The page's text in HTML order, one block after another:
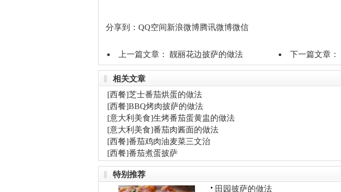
分享到： QQ空间新浪微博腾讯微博微信
上一篇文章： 靓丽花边披萨的做法 下一篇文章：
相关文章
[西餐]芝士番茄烘蛋的做法
[西餐]BBQ烤肉披萨的做法
[意大利美食]生烤番茄蛋黄盅的做法
[意大利美食]番茄肉酱面的做法
[西餐]番茄鸡肉油麦菜三文治
[西餐]番茄煮蛋披萨
特别推荐
田园披萨的做法